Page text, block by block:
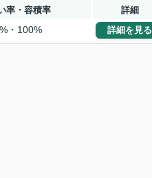
率・容積率 詳細
・100% 詳細を見る